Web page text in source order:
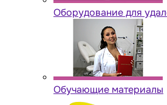
Оборудование для
Обучающие материалы